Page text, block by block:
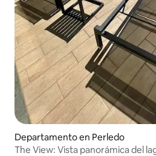
Departamento en Perledo
The View: Vista panorámica del